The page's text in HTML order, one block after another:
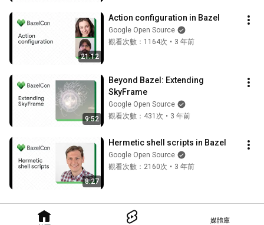
媒體庫
21:12
Action configuration in Bazel
Google Open Source
觀看次數：1164次 • 3 年前
9:52
Beyond Bazel: Extending
SkyFrame
Google Open Source
觀看次數：431次 • 3 年前
8:27
Hermetic shell scripts in Bazel
Google Open Source
觀看次數：2160次 • 3 年前